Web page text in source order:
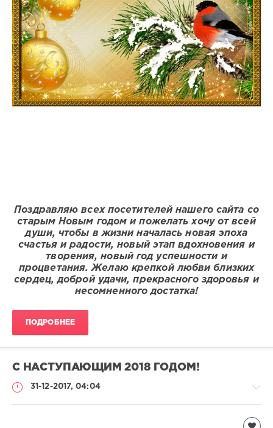
Поздравляю всех посетителей нашего сайта со
старым Новым годом и пожелать хочу от всей
души, чтобы в жизни началась новая эпоха
счастья и радости, новый этап вдохновения и
творения, новый год успешности и
процветания. Желаю крепкой любви близких
сердец, доброй удачи, прекрасного здоровья и
несомненного достатка!
ПОДРОБНЕЕ
С НАСТУПАЮЩИМ 2018 ГОДОМ!
31-12-2017, 04:04